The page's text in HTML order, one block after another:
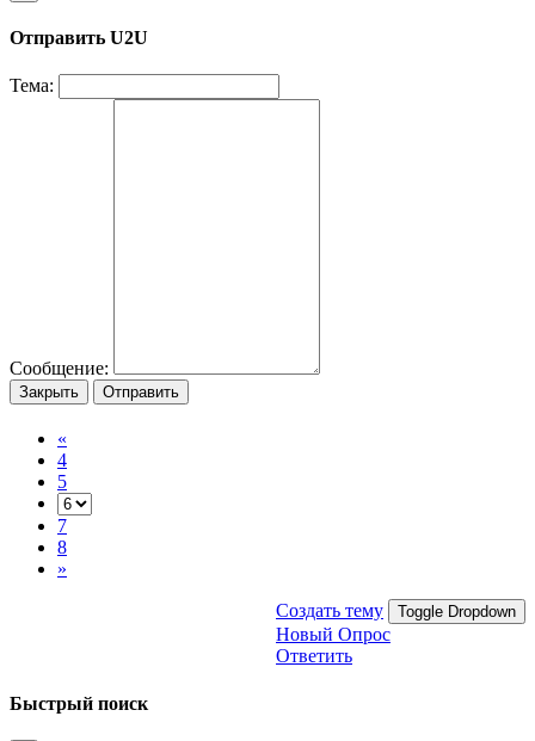
Отправить U2U
Тема:
Сообщение:
Закрыть Отправить
«
4
5
7
8
»
Создать тему Toggle Dropdown
Новый Опрос
Ответить
Быстрый поиск